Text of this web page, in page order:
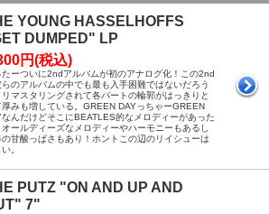
YOUNG HASSELHOFFS
DUMPED" LP
円(税込)
たーついに2ndアルバムが初のアナログ化！この2nd
らのアルバムの中でも最も入手困難ではないだろう
リマスタリングされて各パートの輪郭がはっきりと
厚みも増している。GREEN DAYっちゃーGREEN
なんだけどそこにBEATLES的なメロディーがあった
オールディーズなメロディーやハーモニーもあるし
の甘酸っぱさもあり！ホントこの辺のリイシューは
。
PUTZ "ON AND UP AND
7"